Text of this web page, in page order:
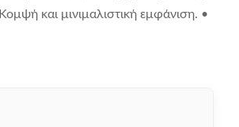
και μινιμαλιστική εμφάνιση. •